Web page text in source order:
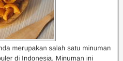
merupakan salah satu minuman
di Indonesia. Minuman ini